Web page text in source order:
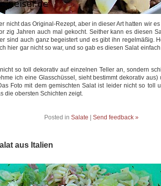
nicht das Original-Rezept, aber in dieser Art hatten wir
zig Jahren auch mal gekocht. Seither kann es diesen
sind auch ganz begeistert und es gibt ihn regelmäßig.
hier gar nicht so war, und so gab es diesen Salat
so toll dekorativ auf einzelnen Teller an, sondern
ich eine Glasschüssel, sieht bestimmt dekorativ
Foto mit dem gemischten Salat ist leider nicht so toll
die obersten Schichten zeigt.
Posted in Salate Send feedback »
aus Italien